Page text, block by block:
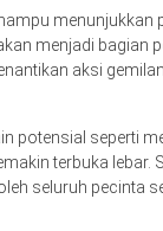
menjadi bagian
aksi
potensial seperti
terbuka
seluruh pecinta